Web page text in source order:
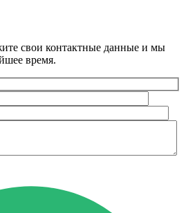
свои контактные данные и мы
время.